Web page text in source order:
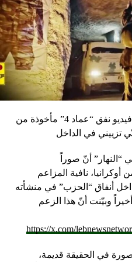
“النهار” تكشف حقيقة صور في فيديو نفق “عماد 4” مأخوذة من
تزييني في الداخل
أنّ صوراً
من أوكرانيا، نافية المزاعم
أنفاق “الحزب” في منشأته
كشفها أخيراً وبيّنت أنّ هذا الزعم
https://x.com/
في الحقيقة قديمة،